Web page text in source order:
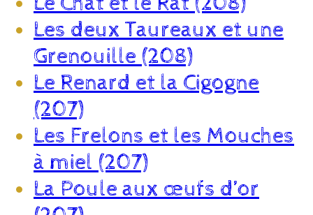
Les deux Taureaux et une
Grenouille (208)
Le Renard et la Cigogne
(207)
Les Frelons et les Mouches
à miel (207)
La Poule aux œufs d’or